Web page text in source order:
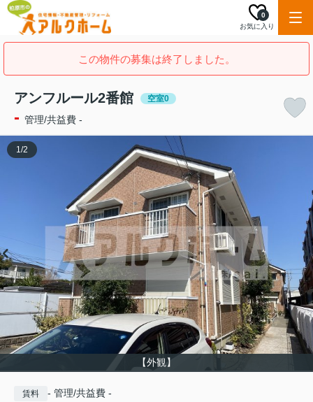
お気に入り
0
この物件の募集は終了しました。
アンフルール2番館 空室0
- 管理/共益費 -
【外観】
1/2
賃料 - 管理/共益費 -